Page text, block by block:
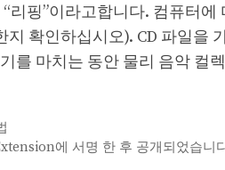
리핑”이라고합니다. 컴퓨터
확인하십시오). CD 파일을
를 마치는 동안 물리 음악 컬
에 서명 한 후 공개되었습니